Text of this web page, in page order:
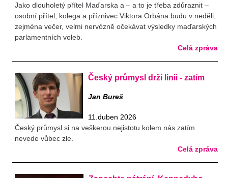
Jako dlouholetý přítel Maďarska a – a to je třeba zdůraznit –
osobní přítel, kolega a příznivec Viktora Orbána budu v neděli,
zejména večer, velmi nervózně očekávat výsledky maďarských
parlamentních voleb.
Celá zpráva
Český průmysl drží linii - zatím
Jan Bureš
11.duben 2026
Český průmysl si na veškerou nejistotu kolem nás zatím
nevede vůbec zle.
Celá zpráva